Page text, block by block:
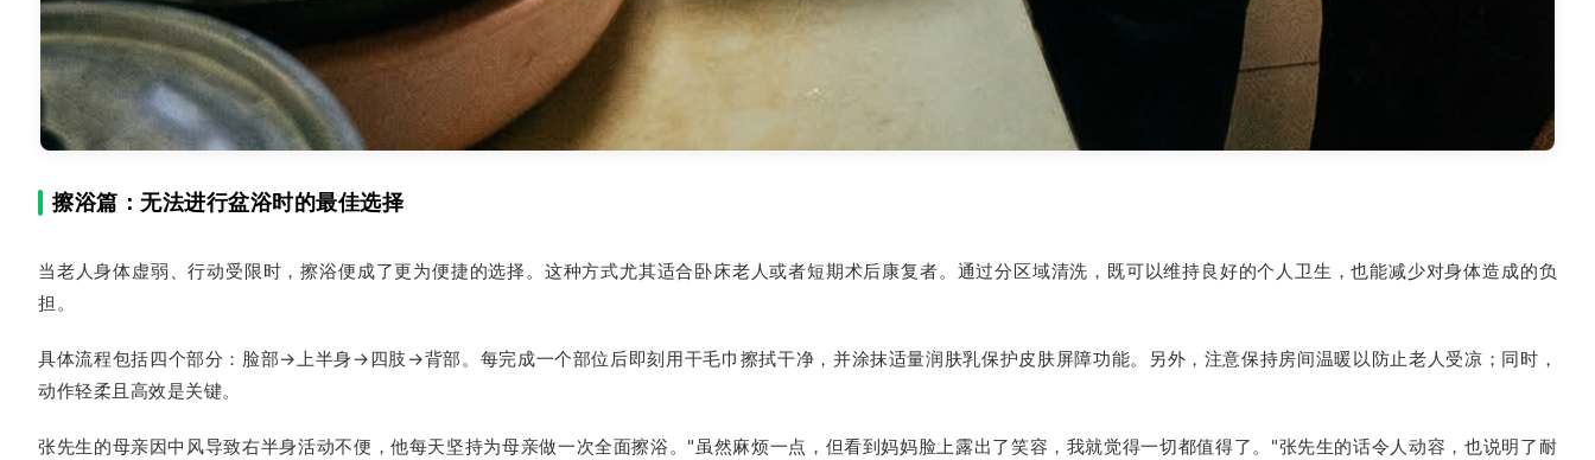
擦浴篇：无法进行盆浴时的最佳选择
当老人身体虚弱、行动受限时，擦浴便成了更为便捷的选择。这种方式尤其适合卧床老人或者短期术后康复者。通过分区域清洗，既可以维持良好的个人卫生，也能减少对身体造成的负
担。
具体流程包括四个部分：脸部→上半身→四肢→背部。每完成一个部位后即刻用干毛巾擦拭干净，并涂抹适量润肤乳保护皮肤屏障功能。另外，注意保持房间温暖以防止老人受凉；同时，
动作轻柔且高效是关键。
张先生的母亲因中风导致右半身活动不便，他每天坚持为母亲做一次全面擦浴。"虽然麻烦一点，但看到妈妈脸上露出了笑容，我就觉得一切都值得了。"张先生的话令人动容，也说明了耐